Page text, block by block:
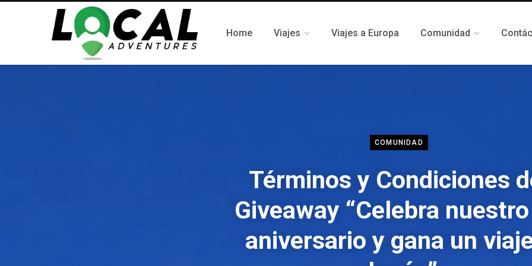
Home Viajes Viajes a Europa Comunidad
COMUNIDAD
Términos y Condiciones
Giveaway “Celebra
aniversario y gana un